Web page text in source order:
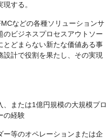
する。
などの各種ソリューションサ
ビジネスプロセスアウトソー
とどまらない新たな価値ある事
計で役割を果たし、その実現
、または1億円規模の大規模プロ
の経験
ー等のオペレーションまたは企